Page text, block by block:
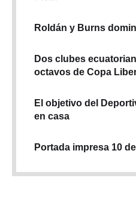
Roldán y Burns
Dos clubes
octavos de Copa
El objetivo del
en casa
Portada impresa 10